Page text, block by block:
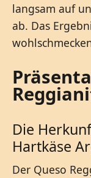
langsam auf
ab. Das
Die
Hartkäse
Der Queso